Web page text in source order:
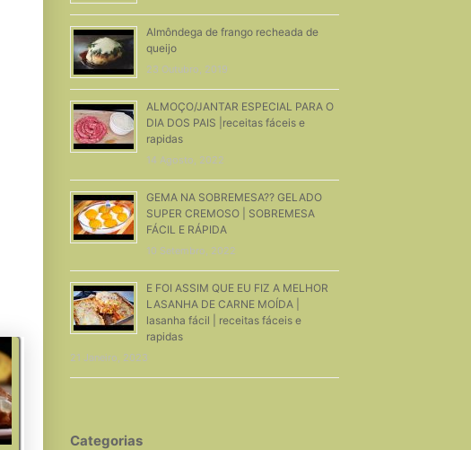
Almôndega de frango recheada de
queijo
23 Outubro, 2019
ALMOÇO/JANTAR ESPECIAL PARA O
DIA DOS PAIS |receitas fáceis e
rapidas
14 Agosto, 2022
GEMA NA SOBREMESA?? GELADO
SUPER CREMOSO | SOBREMESA
FÁCIL E RÁPIDA
10 Setembro, 2022
E FOI ASSIM QUE EU FIZ A MELHOR
LASANHA DE CARNE MOÍDA |
lasanha fácil | receitas fáceis e
rapidas
21 Janeiro, 2023
Categorias